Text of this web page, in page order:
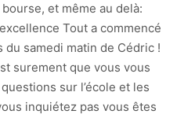
et même au delà:
Tout a commencé
du samedi matin de Cédric !
surement que vous vous
sur l’école et les
inquiétez pas vous êtes